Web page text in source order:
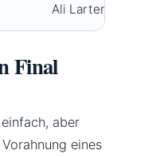
Ali Larter (Film
Final
aber
eines